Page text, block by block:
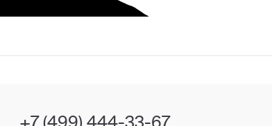
+7 (499) 444-33-67